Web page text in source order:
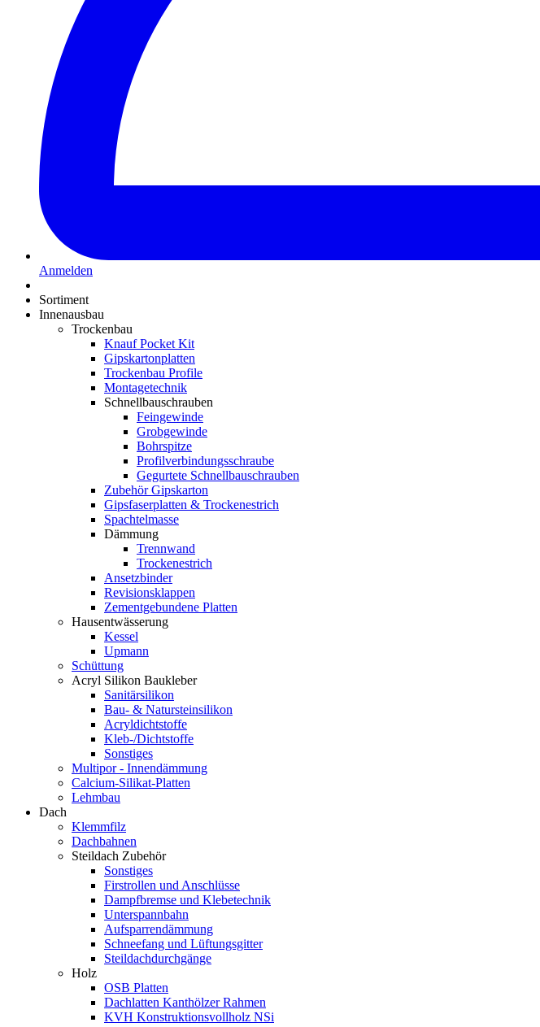
Anmelden
Sortiment
Innenausbau
Trockenbau
Knauf Pocket Kit
Gipskartonplatten
Trockenbau Profile
Montagetechnik
Schnellbauschrauben
Feingewinde
Grobgewinde
Bohrspitze
Profilverbindungsschraube
Gegurtete Schnellbauschrauben
Zubehör Gipskarton
Gipsfaserplatten & Trockenestrich
Spachtelmasse
Dämmung
Trennwand
Trockenestrich
Ansetzbinder
Revisionsklappen
Zementgebundene Platten
Hausentwässerung
Kessel
Upmann
Schüttung
Acryl Silikon Baukleber
Sanitärsilikon
Bau- & Natursteinsilikon
Acryldichtstoffe
Kleb-/Dichtstoffe
Sonstiges
Multipor - Innendämmung
Calcium-Silikat-Platten
Lehmbau
Dach
Klemmfilz
Dachbahnen
Steildach Zubehör
Sonstiges
Firstrollen und Anschlüsse
Dampfbremse und Klebetechnik
Unterspannbahn
Aufsparrendämmung
Schneefang und Lüftungsgitter
Steildachdurchgänge
Holz
OSB Platten
Dachlatten Kanthölzer Rahmen
KVH Konstruktionsvollholz NSi